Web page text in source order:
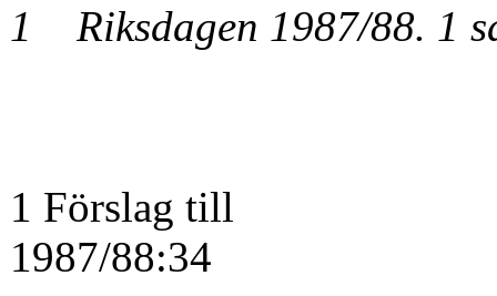
1 Riksdagen 1987/88. 1
1 Förslag till
1987/88:34